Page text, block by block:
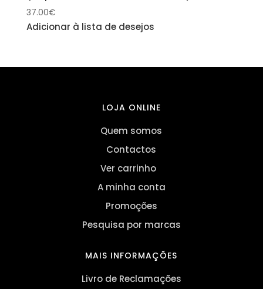
37.00€
Adicionar à lista de desejos
LOJA ONLINE
Quem somos
Contactos
Ver carrinho
A minha conta
Promoções
Pesquisa por marcas
MAIS INFORMAÇÕES
Livro de Reclamações